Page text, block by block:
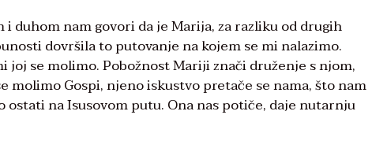
duhom nam govori da je Marija, za razliku od drugih
dovršila to putovanje na kojem se mi nalazimo.
joj se molimo. Pobožnost Mariji znači druženje s njom,
molimo Gospi, njeno iskustvo pretače se nama, što nam
ostati na Isusovom putu. Ona nas potiče, daje nutarnju